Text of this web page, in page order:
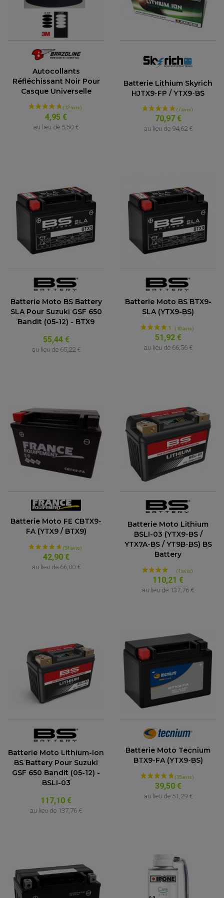
Autocollants
Réfléchissant Noir Pour
Casque Universelle
(12 avis)
4,95 €
au lieu de 5,50 €
Batterie Lithium Skyrich
HJTX9-FP / YTX9-BS
70,97 €
au lieu de 94,62 €
Batterie Moto BS Battery
SLA Pour Suzuki GSF 650
Bandit (05-12) - BTX9
55,44 €
au lieu de 65,22 €
Batterie Moto BS BTX9-
SLA (YTX9-BS)
51,92 €
au lieu de 66,56 €
Batterie Moto FE CBTX9-
FA (YTX9 / BTX9)
42,90 €
au lieu de 66,00 €
Batterie Moto Lithium
BSLI-03 (YTX9-BS /
YTX7A-BS / YT9B-BS) BS
Battery
110,21 €
au lieu de 137,76 €
Batterie Moto Lithium-Ion
BS Battery Pour Suzuki
GSF 650 Bandit (05-12) -
BSLI-03
117,10 €
au lieu de 137,76 €
Batterie Moto Tecnium
BTX9-FA (YTX9-BS)
39,50 €
au lieu de 51,29 €